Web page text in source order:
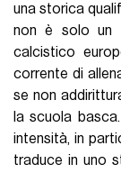
una storica
non è solo un
calcistico
corrente di
se non
la scuola
intensità, in
traduce in uno